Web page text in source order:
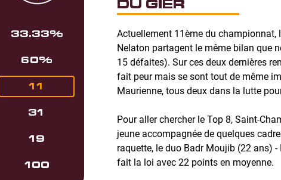
33.33%
60%
11
31
19
100
DU GIER
Actuellement 11ème du championnat,
Nelaton partagent le même bilan que
15 défaites). Sur ces deux dernières
fait peur mais se sont tout de même
Maurienne, tous deux dans la lutte
Pour aller chercher le Top 8, Saint-
jeune accompagnée de quelques
raquette, le duo Badr Moujib (22 ans)
fait la loi avec 22 points en moyenne.